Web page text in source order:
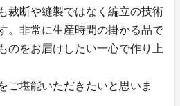
裁断や縫製ではなく編立の技術
。非常に生産時間の掛かる品で
のをお届けしたい一心で作り上
ご堪能いただきたいと思いま